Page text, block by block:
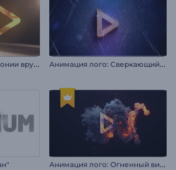
В
ступление к церемонии вручения «Золотого трофея» А
нимация лого: Сверкающий глиттер
А
нимация лого: Огненный вихрь